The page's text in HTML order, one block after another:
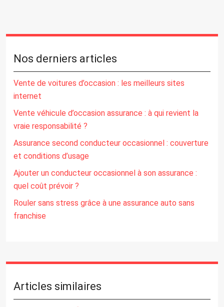
Nos derniers articles
Vente de voitures d’occasion : les meilleurs sites
internet
Vente véhicule d’occasion assurance : à qui revient la
vraie responsabilité ?
Assurance second conducteur occasionnel : couverture
et conditions d’usage
Ajouter un conducteur occasionnel à son assurance :
quel coût prévoir ?
Rouler sans stress grâce à une assurance auto sans
franchise
Articles similaires